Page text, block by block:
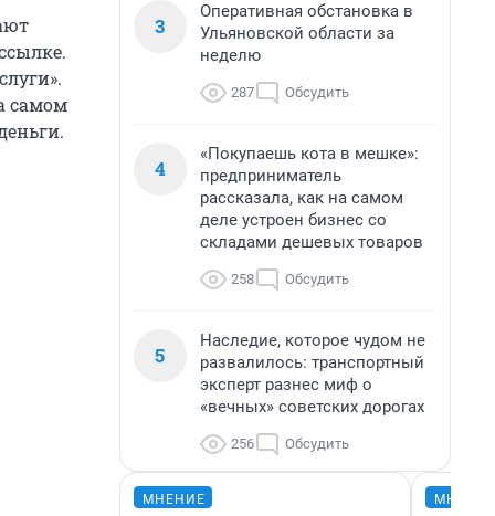
самом
3
Оперативная обстановка в
Ульяновской области за
неделю
287 Обсудить
4
«Покупаешь кота в мешке»:
предприниматель
рассказала, как на самом
деле устроен бизнес со
складами дешевых товаров
258 Обсудить
5
Наследие, которое чудом не
развалилось: транспортный
эксперт разнес миф о
«вечных» советских дорогах
256 Обсудить
МНЕНИЕ